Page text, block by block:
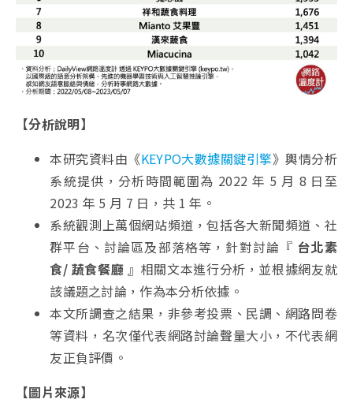
【分析說明】
本研究資料由《KEYPO大數據關鍵引擎》輿情分析
系統提供，分析時間範圍為 2022 年 5 月 8 日至
2023 年 5 月 7 日，共 1 年。
系統觀測上萬個網站頻道，包括各大新聞頻道、社
群平台、討論區及部落格等，針對討論『 台北素
食/ 蔬食餐廳 』相關文本進行分析，並根據網友就
該議題之討論，作為本分析依據。
本文所調查之結果，非參考投票、民調、網路問卷
等資料，名次僅代表網路討論聲量大小，不代表網
友正負評價。
【圖片來源】